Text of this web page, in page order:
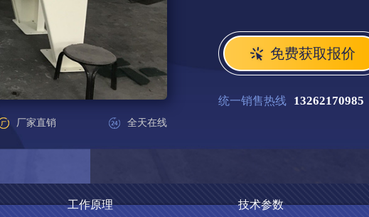
厂家直销 全天在线
免费获取报价
统一销售热线 13262170985
工作原理 技术参数